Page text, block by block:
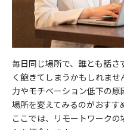
毎日同じ場所で、誰とも話
く飽きてしまうかもしれま
力やモチベーション低下の
場所を変えてみるのがおすす
ここでは、リモートワーク